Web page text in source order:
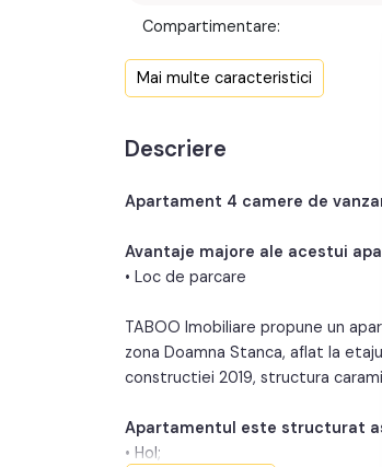
Compartimentare:
Confort:
Nr. balcoane:
Mai multe caracteristici
Descriere
Apartament 4 camere de
Avantaje majore ale acestui
• Loc de parcare
TABOO Imobiliare propune un
zona Doamna Stanca, aflat la
constructiei 2019, structura
Apartamentul este structurat
• Hol;